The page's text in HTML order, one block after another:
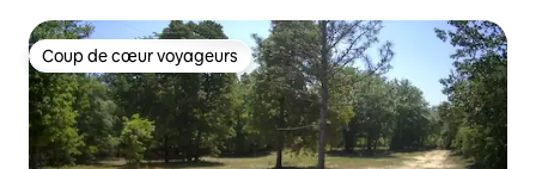
Coup de cœur voyageurs
Coup de cœur voyageurs